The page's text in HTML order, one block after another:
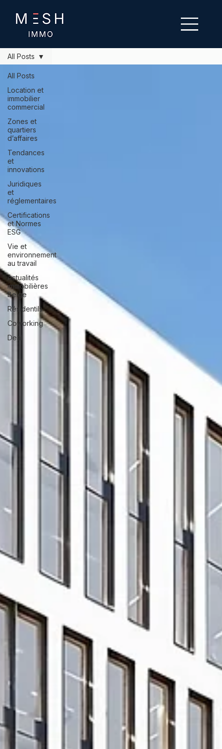
All Posts
Location et
immobilier
commercial
Zones et
quartiers
d’affaires
Tendances
et
innovations
Juridiques
et
réglementaires
Certifications
et Normes
ESG
Vie et
environnement
au travail
Actualités
immobilières
Belge
Résidentils
Coworking
Deal
All Posts